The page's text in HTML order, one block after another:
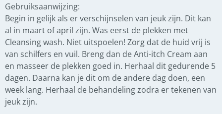
Gebruiksaanwijzing:
Begin in gelijk als er verschijnselen van jeuk zijn. Dit kan
al in maart of april zijn. Was eerst de plekken met
Cleansing wash. Niet uitspoelen! Zorg dat de huid vrij is
van schilfers en vuil. Breng dan de Anti-itch Cream aan
en masseer de plekken goed in. Herhaal dit gedurende 5
dagen. Daarna kan je dit om de andere dag doen, een
week lang. Herhaal de behandeling zodra er tekenen van
jeuk zijn.